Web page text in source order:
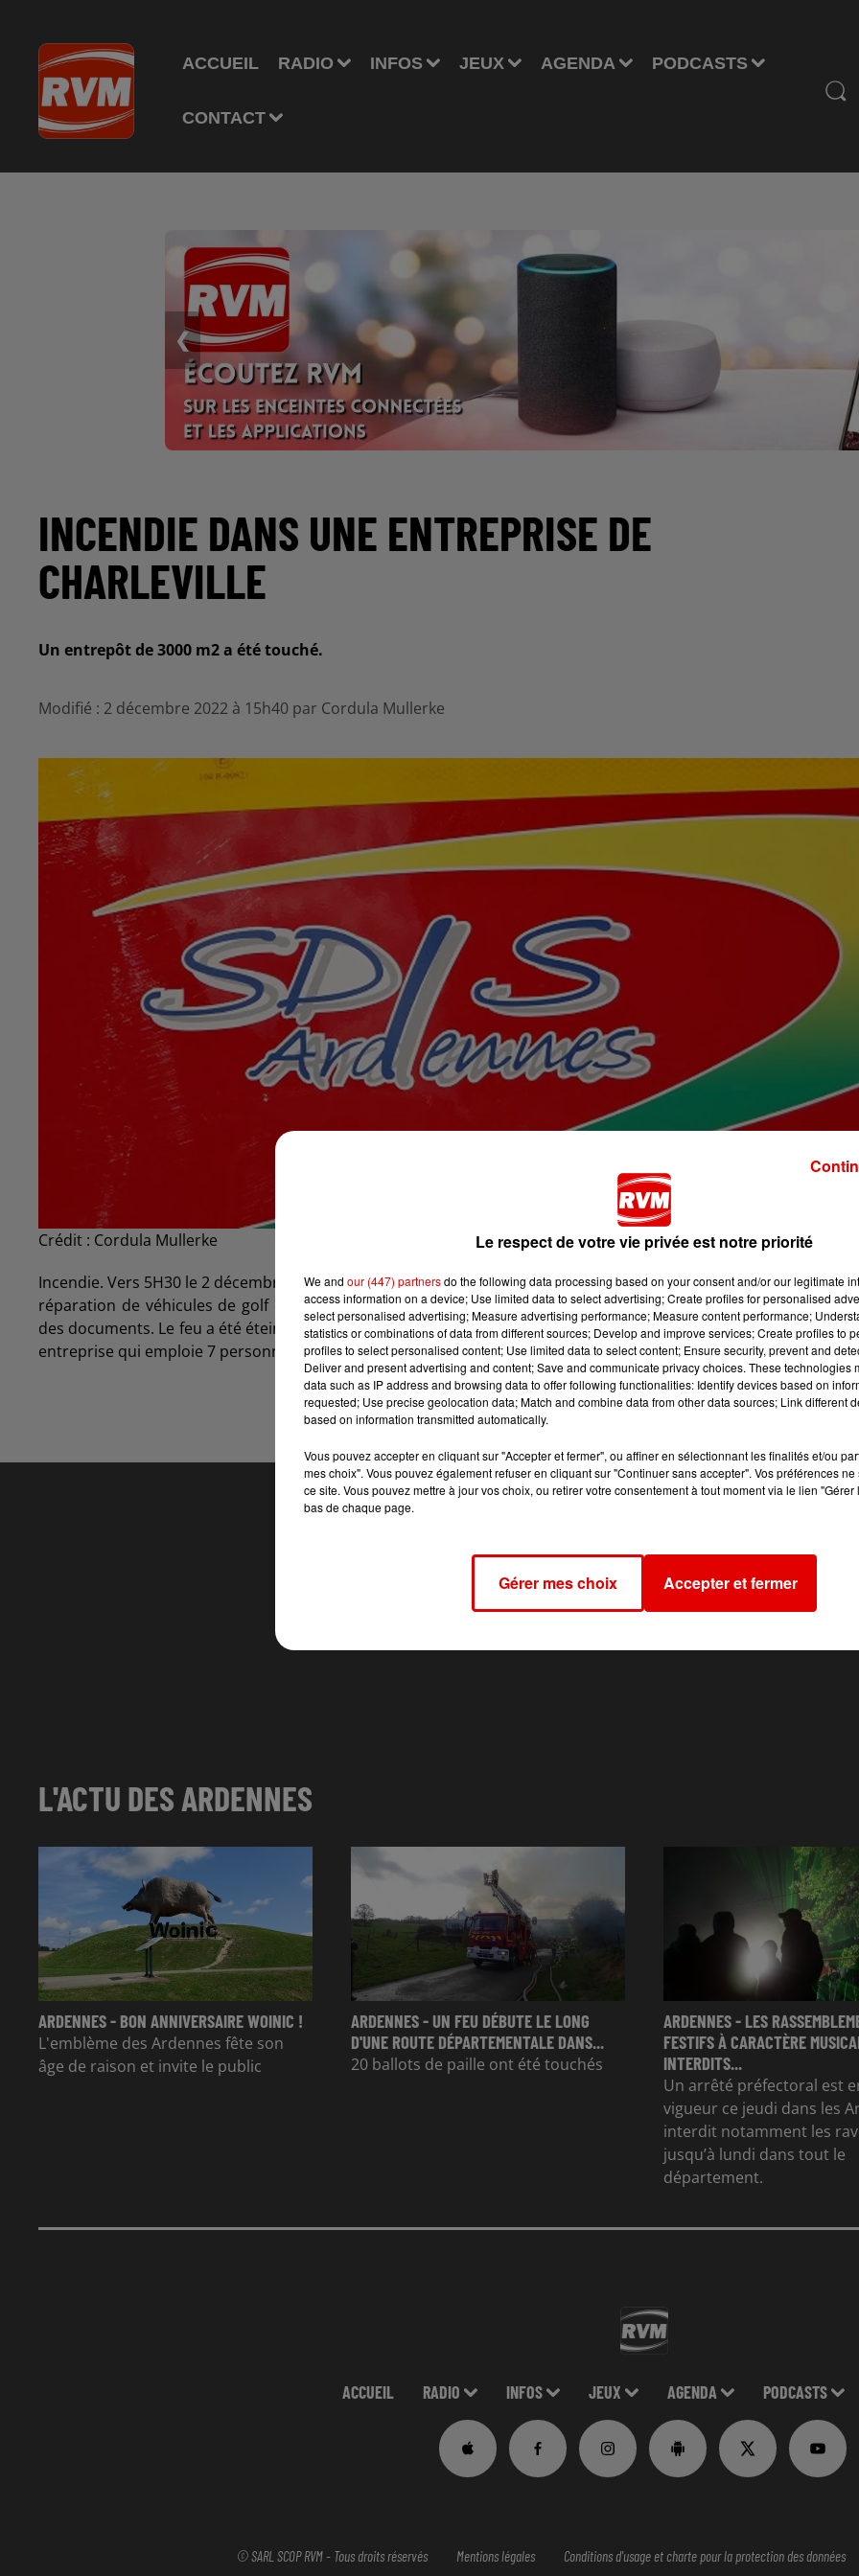
ACCUEIL RADIO INFOS JEUX AGENDA PODCASTS
CONTACT
❮
INCENDIE DANS UNE ENTREPRISE DE
CHARLEVILLE
Un entrepôt de 3000 m2 a été touché.
Modifié : 2 décembre 2022 à 15h40 par Cordula Mullerke
Crédit : Cordula Mullerke
Incendie. Vers 5H30 le 2 décembre, un feu s’est déclaré dans un entrepôt de 3 000m² exploité par une entreprise
réparation de véhicules de golf électriques à Charleville. Le feu s’est concentré sur des armoires qui
des documents. Le feu a été éteint au moyen d’une lance. Du chômage technique pourrait être à prévoir dans
entreprise qui emploie 7 personnes.
L'ACTU DES ARDENNES
ARDENNES - BON ANNIVERSAIRE WOINIC !
L'emblème des Ardennes fête son
âge de raison et invite le public
ARDENNES - UN FEU DÉBUTE LE LONG
D'UNE ROUTE DÉPARTEMENTALE DANS...
20 ballots de paille ont été touchés
ARDENNES - LES
FESTIFS À CARACTÈRE
INTERDITS...
Un arrêté préfectoral est
vigueur ce jeudi dans les
interdit notamment les
jusqu’à lundi dans tout le
département.
ACCUEIL RADIO INFOS JEUX AGENDA PODCASTS
© SARL SCOP RVM - Tous droits réservés Mentions légales Conditions d'usage et charte pour la protection des données
Le respect de votre vie privée est notre priorité
We and our (447) partnersdo the following data processing based on your consent and/or our legitimate
access information on a device; Use limited data to select advertising; Create profiles for personalised
select personalised advertising; Measure advertising performance; Measure content performance;
statistics or combinations of data from different sources; Develop and improve services; Create profiles to
profiles to select personalised content; Use limited data to select content; Ensure security, prevent and
Deliver and present advertising and content; Save and communicate privacy choices. These technologies
data such as IP address and browsing data to offer following functionalities: Identify devices based on
requested; Use precise geolocation data; Match and combine data from other data sources; Link different
based on information transmitted automatically.
Vous pouvez accepter en cliquant sur "Accepter et fermer", ou affiner en sélectionnant les finalités et/ou
mes choix". Vous pouvez également refuser en cliquant sur "Continuer sans accepter". Vos préférences
ce site. Vous pouvez mettre à jour vos choix, ou retirer votre consentement à tout moment via le lien
bas de chaque page.
Gérer mes choix Accepter et fermer